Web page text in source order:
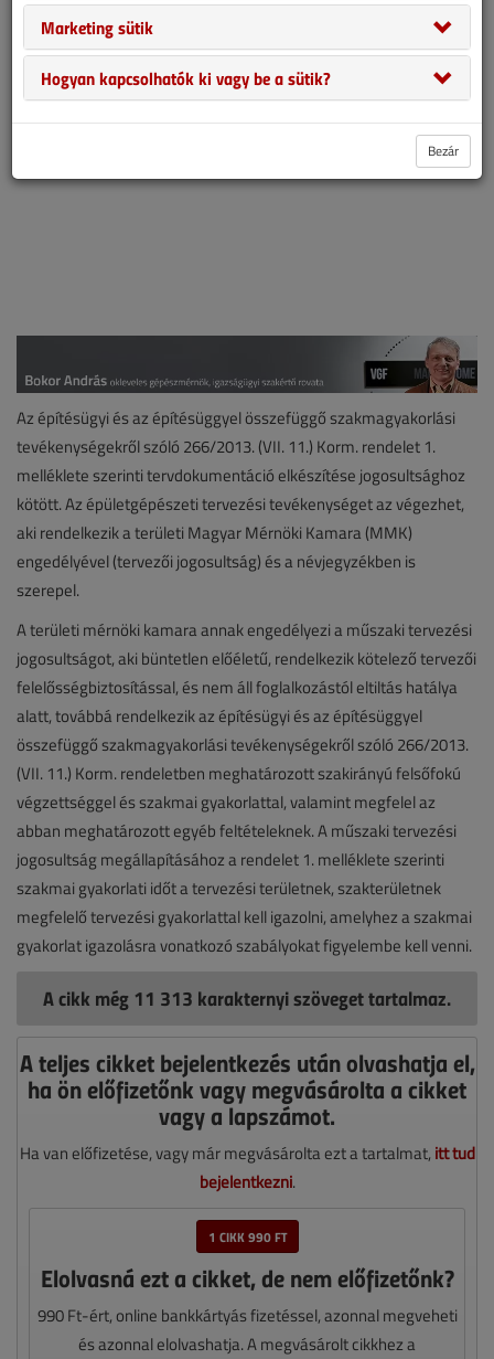
számára.
Az építésügyi és az építésüggyel összefüggő szakmagyakorlási
tevékenységekről szóló 266/2013. (VII. 11.) Korm. rendelet 1.
melléklete szerinti tervdokumentáció elkészítése jogosultsághoz
kötött. Az épületgépészeti tervezési tevékenységet az végezhet,
aki rendelkezik a területi Magyar Mérnöki Kamara (MMK)
engedélyével (tervezői jogosultság) és a névjegyzékben is
szerepel.
A területi mérnöki kamara annak engedélyezi a műszaki tervezési
jogosultságot, aki büntetlen előéletű, rendelkezik kötelező tervezői
felelősségbiztosítással, és nem áll foglalkozástól eltiltás hatálya
alatt, továbbá rendelkezik az építésügyi és az építésüggyel
összefüggő szakmagyakorlási tevékenységekről szóló 266/2013.
(VII. 11.) Korm. rendeletben meghatározott szakirányú felsőfokú
végzettséggel és szakmai gyakorlattal, valamint megfelel az
abban meghatározott egyéb feltételeknek. A műszaki tervezési
jogosultság megállapításához a rendelet 1. melléklete szerinti
szakmai gyakorlati időt a tervezési területnek, szakterületnek
megfelelő tervezési gyakorlattal kell igazolni, amelyhez a szakmai
gyakorlat igazolásra vonatkozó szabályokat figyelembe kell venni.
A cikk még 11 313 karakternyi szöveget tartalmaz.
A teljes cikket bejelentkezés után olvashatja el,
ha ön előfizetőnk vagy megvásárolta a cikket
vagy a lapszámot.
Ha van előfizetése, vagy már megvásárolta ezt a tartalmat, itt tud
bejelentkezni.
1 CIKK 990 FT
Elolvasná ezt a cikket, de nem előfizetőnk?
990 Ft-ért, online bankkártyás fizetéssel, azonnal megveheti
és azonnal elolvashatja. A megvásárolt cikkhez a
Marketing sütik
Hogyan kapcsolhatók ki vagy be a sütik?
Bezár